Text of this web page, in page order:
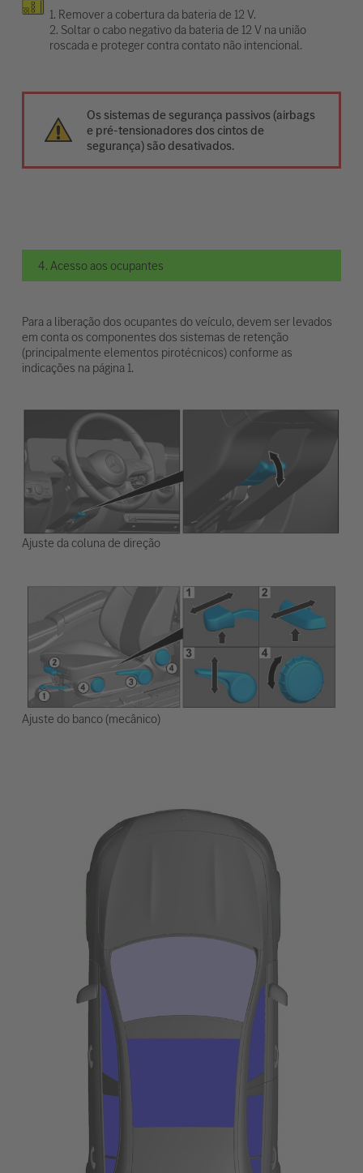
1. Remover a cobertura da bateria de 12 V.
2. Soltar o cabo negativo da bateria de 12 V na união
roscada e proteger contra contato não intencional.
Os sistemas de segurança passivos (airbags
e pré-tensionadores dos cintos de
segurança) são desativados.
4. Acesso aos ocupantes
Para a liberação dos ocupantes do veículo, devem ser levados
em conta os componentes dos sistemas de retenção
(principalmente elementos pirotécnicos) conforme as
indicações na página 1.
Ajuste da coluna de direção
Ajuste do banco (mecânico)